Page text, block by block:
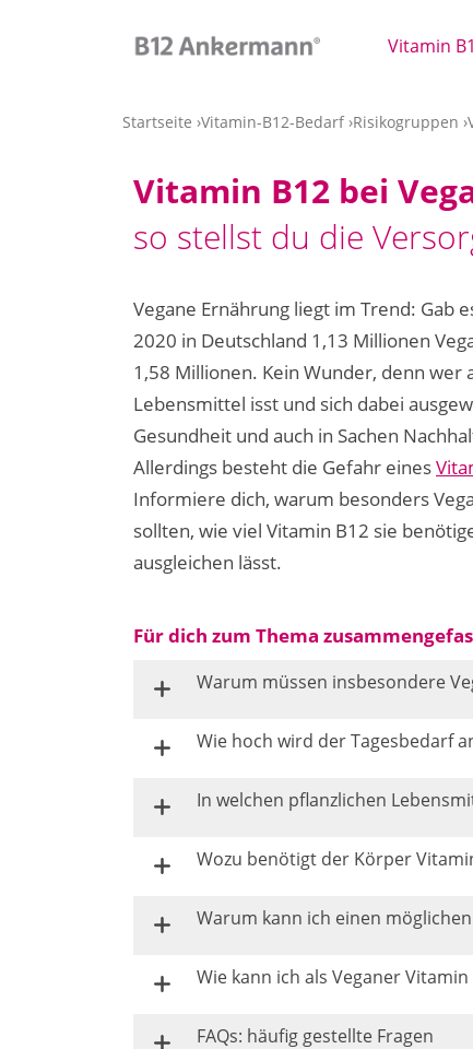
Vitamin
Startseite Vitamin-B12-Bedarf Risikogruppen
Vitamin B12 bei
so stellst du die
Vegane Ernährung liegt im Trend: Gab
2020 in Deutschland 1,13 Millionen
1,58 Millionen. Kein Wunder, denn wer
Lebensmittel isst und sich dabei
Gesundheit und auch in Sachen
Allerdings besteht die Gefahr eines
Informiere dich, warum besonders
sollten, wie viel Vitamin B12 sie
ausgleichen lässt.
Für dich zum Thema
Warum müssen insbesondere
Wie hoch wird der Tagesbedarf
In welchen pflanzlichen
Wozu benötigt der Körper
Warum kann ich einen
Wie kann ich als Veganer
FAQs: häufig gestellte Fragen